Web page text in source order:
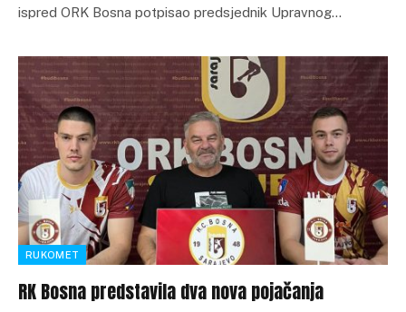
ispred ORK Bosna potpisao predsjednik Upravnog…
RUKOMET
RK Bosna predstavila dva nova pojačanja